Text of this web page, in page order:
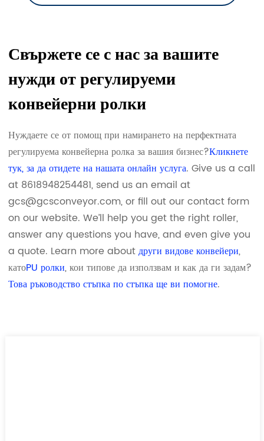
Свържете се с нас за вашите
нужди от регулируеми
конвейерни ролки
Нуждаете се от помощ при намирането на перфектната
регулируема конвейерна ролка за вашия бизнес?Кликнете
тук, за да отидете на нашата онлайн услуга. Give us a call
at 8618948254481, send us an email at
gcs@gcsconveyor.com, or fill out our contact form
on our website. We’ll help you get the right roller,
answer any questions you have, and even give you
a quote. Learn more aboutдруги видове конвейери,
катоPU ролки, кои типове да използвам и как да ги задам?
Това ръководство стъпка по стъпка ще ви помогне.